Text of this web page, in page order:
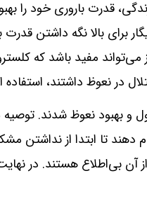
قدرت باروری خود را
برای بالا نگه داشتن قدرت
مفید باشد که
در نعوظ داشتند،
و بهبود نعوظ شدند.
دهند تا ابتدا از
آن بی‌اطلاع هستند. در